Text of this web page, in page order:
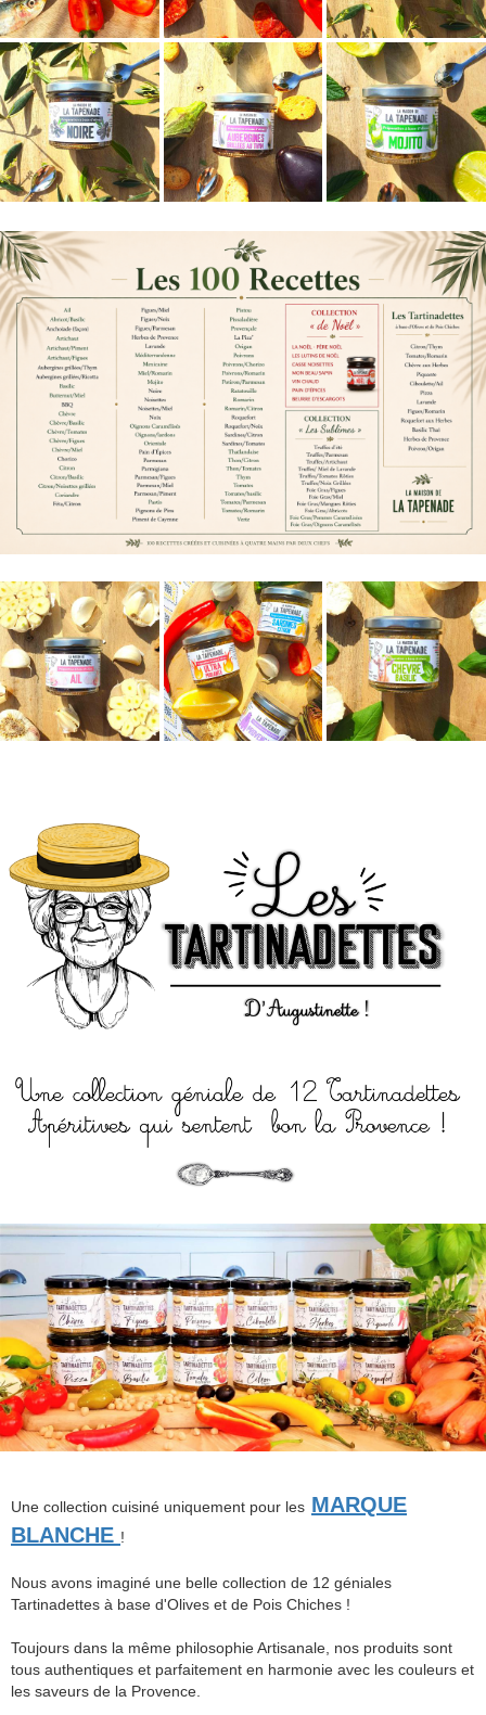
Une collection cuisiné uniquement pour les MARQUE
BLANCHE !
Nous avons imaginé une belle collection de 12 géniales
Tartinadettes à base d'Olives et de Pois Chiches !
Toujours dans la même philosophie Artisanale, nos produits sont
tous authentiques et parfaitement en harmonie avec les couleurs et
les saveurs de la Provence.